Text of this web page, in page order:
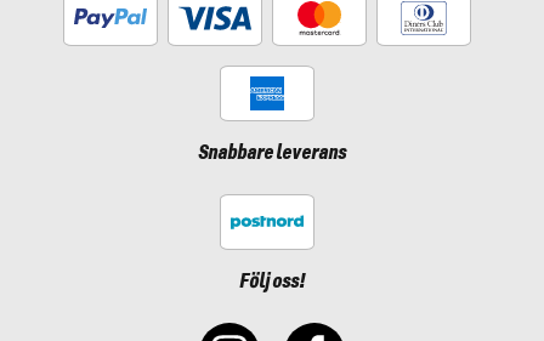
Snabbare leverans
Följ oss!